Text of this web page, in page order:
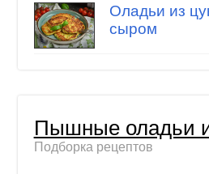
Оладьи из
сыром
Пышные оладьи
Подборка рецептов